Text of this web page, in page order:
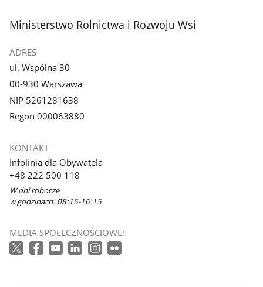
stopka
Ministerstwo Rolnictwa i Rozwoju Wsi
ADRES
ul. Wspólna 30
00-930 Warszawa
NIP 5261281638
Regon 000063880
KONTAKT
Infolinia dla Obywatela
+48 222 500 118
W dni robocze
w godzinach: 08:15-16:15
MEDIA SPOŁECZNOŚCIOWE: